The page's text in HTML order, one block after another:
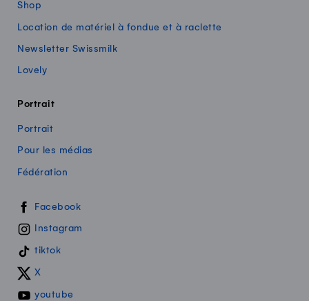
Shop
Location de matériel à fondue et à raclette
Newsletter Swissmilk
Lovely
Portrait
Portrait
Pour les médias
Fédération
Swissmilk sur les réseaux sociaux
Facebook
Instagram
tiktok
X
youtube